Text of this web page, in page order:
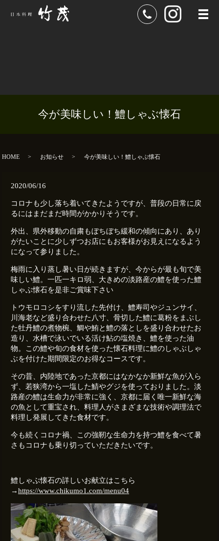
メ
今が美味しい！鱧しゃぶ懐石
HOME お知らせ 今が美味しい！鱧しゃぶ懐石
2020/06/16
コロナも少し落ち着いてきたようですが、普段の日常に戻
るにはまだまだ時間がかかりそうです。
外出、県外移動の自粛もぼちぼち緩和の傾向にあり、あり
がたいことに少しずつお店にもお客様がお見えになるよう
になって参りました。
梅雨に入り蒸し暑い日が続きますが、今からが最も旬で美
味しい鱧。一匹一キロ弱、大きめの淡路産の鱧を使った鱧
しゃぶ懐石を是非ご賞味下さい
トウモロコシをすり流した先付け、鱧寿司やジュンサイ、
川海老など盛り合わせた八寸、骨切した鱧に葛粉をまぶし
た牡丹鱧の煮物椀、鯛や鮪と鱧の落としを盛り合わせたお
造り、水槽で泳いでいる活け鮎の塩焼き、鱧を使った油
物。この鱧や旬の食材を使った懐石料理に鱧のしゃぶしゃ
ぶを付けた期間限定のお得なコースです。
その昔、内陸地であった京都にはなかなか新鮮な魚が入ら
ず、若狭湾から一塩した鯖やグジを使っておりました。淡
路産の鱧は生命力が非常に強く、京都に届く唯一新鮮な海
の魚として重宝され、料理人がさまざまな技術や調理法で
料理し発展してきた食材です。
今も続くコロナ禍、この強靭な生命力を持つ鱧を食べて暑
さもコロナも乗り切っていただきたいです。
鱧しゃぶ懐石の詳しいお献立はこちら
→https://www.chikumo1.com/menu04